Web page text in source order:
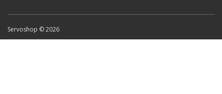
Servoshop © 2026